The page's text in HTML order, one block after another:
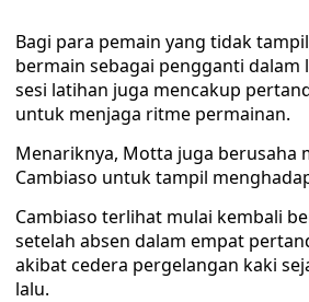
Bagi para pemain yang tidak
bermain sebagai pengganti dalam
sesi latihan juga mencakup
untuk menjaga ritme permainan.
Menariknya, Motta juga berusaha
Cambiaso untuk tampil
Cambiaso terlihat mulai kembali
setelah absen dalam empat
akibat cedera pergelangan kaki
lalu.